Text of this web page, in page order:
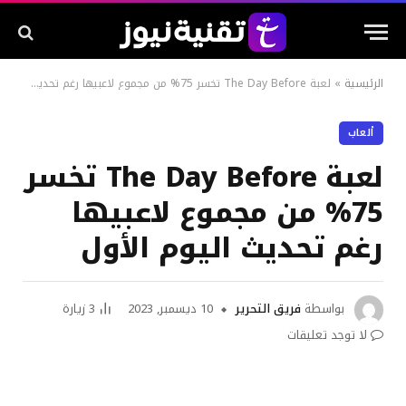
الرئيسية » لعبة The Day Before تخسر 75% من مجموع لاعبيها رغم تحديث اليوم الأول
ألعاب
لعبة The Day Before تخسر
75% من مجموع لاعبيها
رغم تحديث اليوم الأول
بواسطة فريق التحرير 10 ديسمبر, 2023 3زيارة
لا توجد تعليقات